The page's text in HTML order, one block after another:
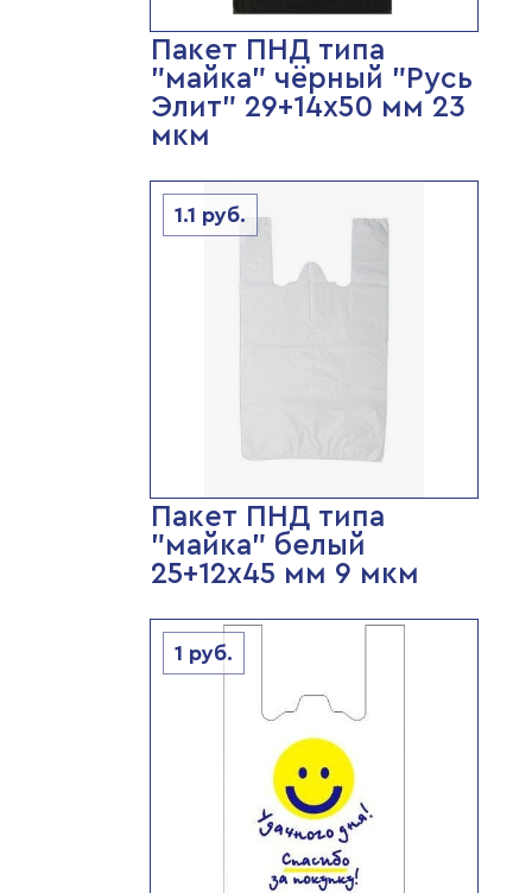
Пакет ПНД типа
"майка" чёрный "Русь
Элит" 29+14х50 мм 23
мкм
1.1 руб.
Пакет ПНД типа
"майка" белый
25+12х45 мм 9 мкм
1 руб.